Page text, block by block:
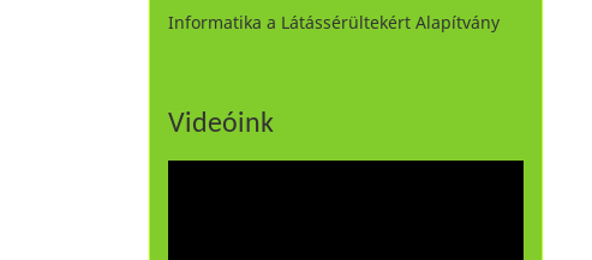
Informatika a Látássérültekért Alapítvány
Videóink